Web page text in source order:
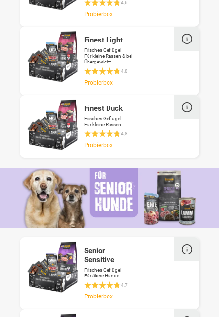
4,6
Probierbox
Finest Light
Frisches Geflügel
Für kleine Rassen & bei
Übergewicht
Durchschnittliche Bewertung 4.8 von 5
4,8
Probierbox
Finest Duck
Frisches Geflügel
Für kleine Rassen
Durchschnittliche Bewertung 4.8 von 5
4,8
Probierbox
Senior
Sensitive
Frisches Geflügel
Für ältere Hunde
Durchschnittliche Bewertung 4.7 von 5
4,7
Probierbox